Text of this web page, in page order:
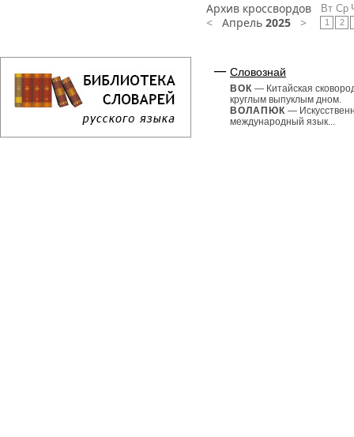
Архив кроссвордов
< Апрель 2025 >
Вт
1
Ср
2
Словознай
ВОК — Китайская
круглым выпуклым дном.
ВОЛАПЮК —
международный язык...